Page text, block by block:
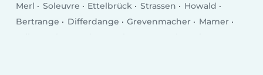
Merl
Soleuvre Ettelbrück Strassen
Howald
Bertrange
Differdange Grevenmacher
Mamer
Wiltz
Echternach Bascharage Kayl
Tetingen